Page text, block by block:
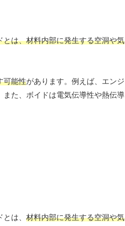
とは、材料内部に発生する空洞や気
可能性があります。例えば、エンジ
た、ボイドは電気伝導性や熱伝導
は、 材料内部に発生する空洞や気